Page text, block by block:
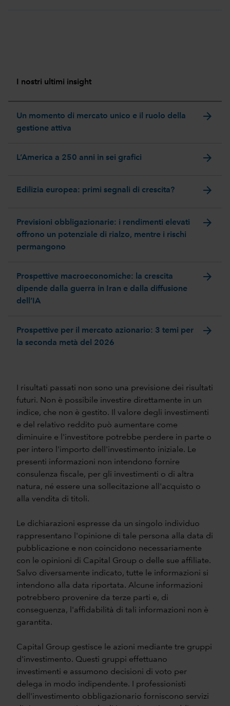
I nostri ultimi insight
Un momento di mercato unico e il ruolo della
gestione attiva
arrow_forward
L’America a 250 anni in sei grafici arrow_forward
Edilizia europea: primi segnali di crescita? arrow_forward
Previsioni obbligazionarie: i rendimenti elevati
offrono un potenziale di rialzo, mentre i rischi
permangono
arrow_forward
Prospettive macroeconomiche: la crescita
dipende dalla guerra in Iran e dalla diffusione
dell’IA
arrow_forward
Prospettive per il mercato azionario: 3 temi per
la seconda metà del 2026
arrow_forward
I risultati passati non sono una previsione dei risultati
futuri. Non è possibile investire direttamente in un
indice, che non è gestito. Il valore degli investimenti
e del relativo reddito può aumentare come
diminuire e l'investitore potrebbe perdere in parte o
per intero l'importo dell'investimento iniziale. Le
presenti informazioni non intendono fornire
consulenza fiscale, per gli investimenti o di altra
natura, né essere una sollecitazione all'acquisto o
alla vendita di titoli.
Le dichiarazioni espresse da un singolo individuo
rappresentano l'opinione di tale persona alla data di
pubblicazione e non coincidono necessariamente
con le opinioni di Capital Group o delle sue affiliate.
Salvo diversamente indicato, tutte le informazioni si
intendono alla data riportata. Alcune informazioni
potrebbero provenire da terze parti e, di
conseguenza, l'affidabilità di tali informazioni non è
garantita.
Capital Group gestisce le azioni mediante tre gruppi
d'investimento. Questi gruppi effettuano
investimenti e assumono decisioni di voto per
delega in modo indipendente. I professionisti
dell'investimento obbligazionario forniscono servizi